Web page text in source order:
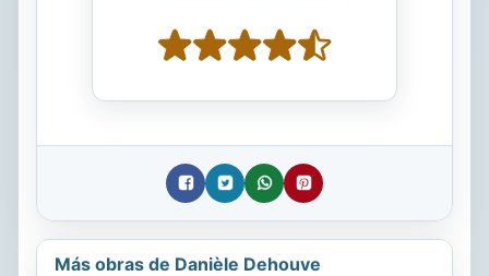
Más obras de Danièle Dehouve